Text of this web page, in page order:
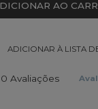
AO
ADICIONAR À LISTA
0 Avaliações